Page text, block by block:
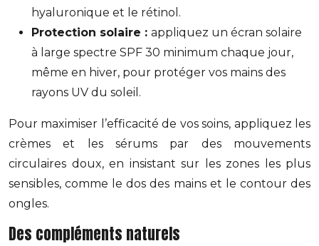
hyaluronique et le rétinol.
Protection solaire : appliquez un écran solaire
à large spectre SPF 30 minimum chaque jour,
même en hiver, pour protéger vos mains des
rayons UV du soleil.
Pour maximiser l’efficacité de vos soins, appliquez les
crèmes et les sérums par des mouvements
circulaires doux, en insistant sur les zones les plus
sensibles, comme le dos des mains et le contour des
ongles.
Des compléments naturels